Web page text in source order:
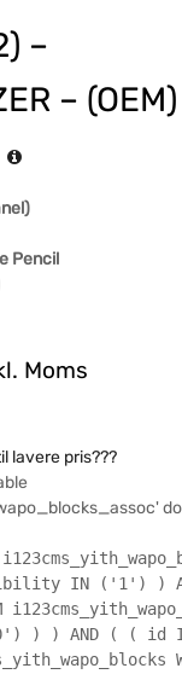
–
– (OEM)
Pencil
Moms
lavere pris???
IN ('1') )
) ) AND ( ( id